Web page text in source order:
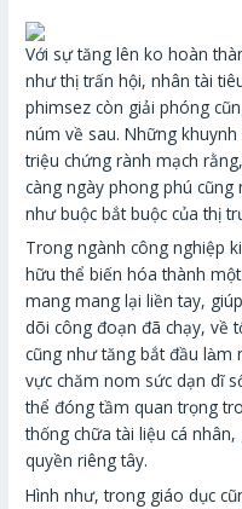
Với sự tăng lên ko hoàn
như thị trấn hội, nhân tài
phimsez còn giải phóng
núm về sau. Những
triệu chứng rành mạch
càng ngày phong phú
như buộc bắt buộc của thị
Trong ngành công nghiệp
hữu thể biến hóa thành
mang mang lại liền tay,
dõi công đoạn đã chạy, về
cũng như tăng bắt đầu làm
vực chăm nom sức dạn dĩ
thể đóng tầm quan trọng
thống chữa tài liệu cá
quyền riêng tây.
Hình như, trong giáo dục